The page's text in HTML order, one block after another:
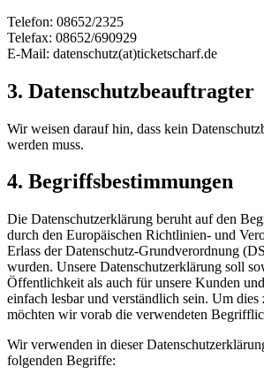
Telefon: 08652/2325
Telefax: 08652/690929
E-Mail: datenschutz(at)ticketscharf.de
3. Datenschutzbeauftragter
Wir weisen darauf hin, dass kein
werden muss.
4. Begriffsbestimmungen
Die Datenschutzerklärung beruht auf den
durch den Europäischen Richtlinien- und
Erlass der Datenschutz-Grundverordnung
wurden. Unsere Datenschutzerklärung soll
Öffentlichkeit als auch für unsere Kunden
einfach lesbar und verständlich sein. Um dies
möchten wir vorab die verwendeten
Wir verwenden in dieser
folgenden Begriffe: